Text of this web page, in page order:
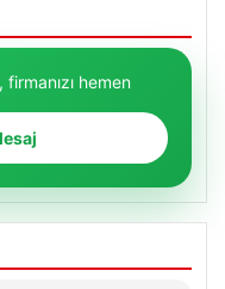
hemen